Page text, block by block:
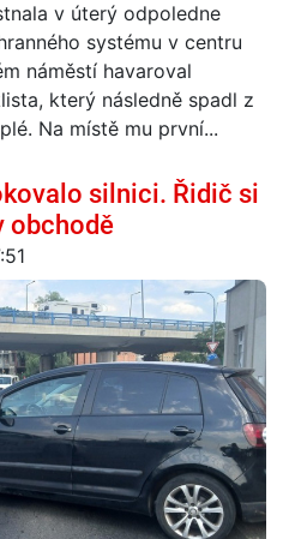
v úterý odpoledne
systému v centru
náměstí havaroval
který následně spadl z
Na místě mu první...
silnici. Řidič si
obchodě